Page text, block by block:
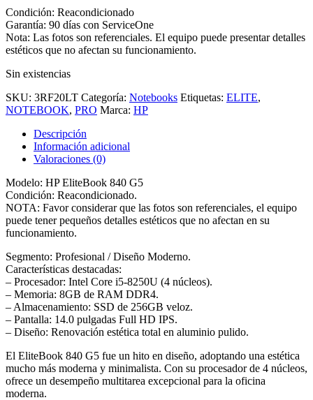
Condición: Reacondicionado
Garantía: 90 días con ServiceOne
Nota: Las fotos son referenciales. El equipo puede presentar detalles
estéticos que no afectan su funcionamiento.
Sin existencias
SKU: 3RF20LT Categoría: Notebooks Etiquetas: ELITE,
NOTEBOOK, PRO Marca: HP
Descripción
Información adicional
Valoraciones (0)
Modelo: HP EliteBook 840 G5
Condición: Reacondicionado.
NOTA: Favor considerar que las fotos son referenciales, el equipo
puede tener pequeños detalles estéticos que no afectan en su
funcionamiento.
Segmento: Profesional / Diseño Moderno.
Características destacadas:
– Procesador: Intel Core i5-8250U (4 núcleos).
– Memoria: 8GB de RAM DDR4.
– Almacenamiento: SSD de 256GB veloz.
– Pantalla: 14.0 pulgadas Full HD IPS.
– Diseño: Renovación estética total en aluminio pulido.
El EliteBook 840 G5 fue un hito en diseño, adoptando una estética
mucho más moderna y minimalista. Con su procesador de 4 núcleos,
ofrece un desempeño multitarea excepcional para la oficina
moderna.